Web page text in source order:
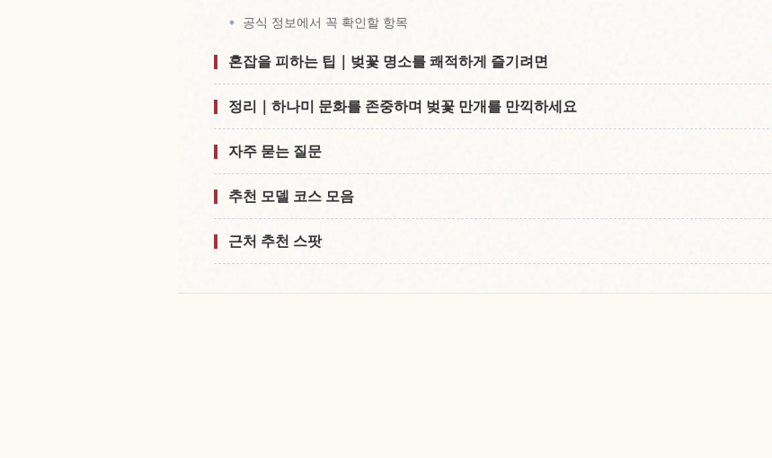
공식 정보에서 꼭 확인할 항목
혼잡을 피하는 팁｜벚꽃 명소를 쾌적하게 즐기려면
정리｜하나미 문화를 존중하며 벚꽃 만개를 만끽하세요
자주 묻는 질문
추천 모델 코스 모음
근처 추천 스팟